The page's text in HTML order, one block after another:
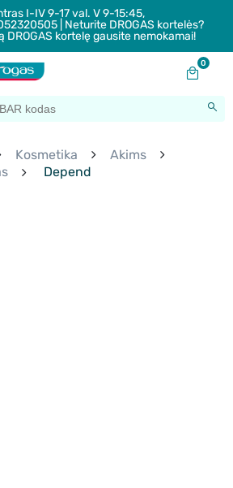
I-IV 9-17 val. V 9-15:45,
| Neturite DROGAS kortelės?
DROGAS kortelę gausite nemokamai!
0
Kosmetika
Akims
Depend